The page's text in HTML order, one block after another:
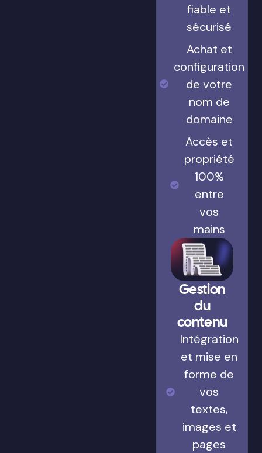
fiable et
sécurisé
Achat et
configuration
de votre
nom de
domaine
Accès et
propriété
100%
entre
vos
mains
Gestion
du
contenu
Intégration
et mise en
forme de
vos
textes,
images et
pages